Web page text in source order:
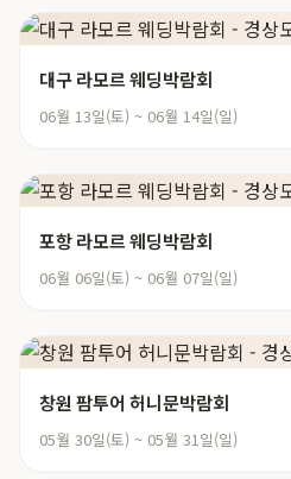
대구 라모르 웨딩박람회
06월 13일(토) ~ 06월 14일(일)
포항 라모르 웨딩박람회
06월 06일(토) ~ 06월 07일(일)
창원 팜투어 허니문박람회
05월 30일(토) ~ 05월 31일(일)